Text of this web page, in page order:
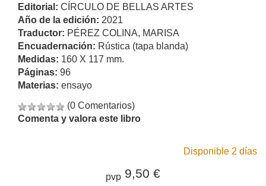
Editorial: CÍRCULO DE BELLAS ARTES
Año de la edición: 2021
Traductor: PÉREZ COLINA, MARISA
Encuadernación: Rústica (tapa blanda)
Medidas: 160 X 117 mm.
Páginas: 96
Materias: ensayo
(0 Comentarios)
Comenta y valora este libro
Disponible 2 días
pvp 9,50 €